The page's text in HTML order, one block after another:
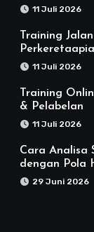
11 Juli 2026
Training
11 Juli 2026
Training
& Pelabelan
11 Juli 2026
Cara Analisa
dengan Pola
29 Juni 2026